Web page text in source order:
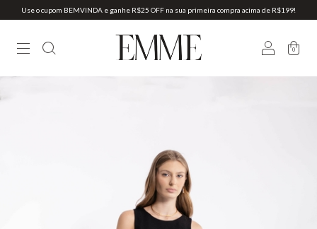
Use o cupom BEMVINDA e ganhe R$25 OFF na sua primeira compra acima de R$199!
0